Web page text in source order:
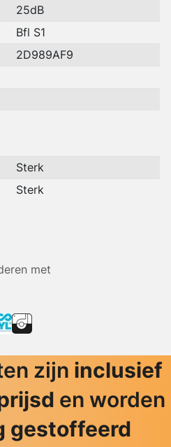
25dB
Bfl S1
2D989AF9
Sterk
Sterk
met
zijn inclusief
en worden
gestoffeerd